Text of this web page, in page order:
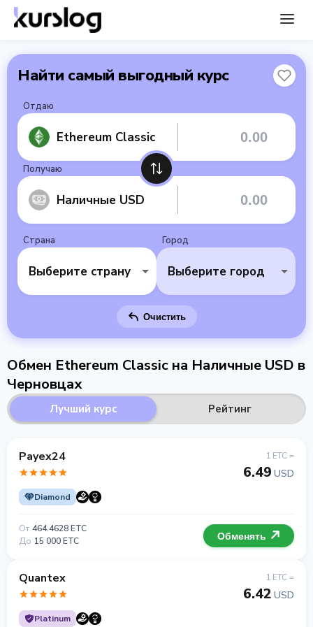
Найти самый выгодный курс
Отдаю
Ethereum Classic
Получаю
Наличные USD
Страна
Выберите страну
Город
Выберите город
Очистить
Обмен Ethereum Classic на Наличные USD в
Черновцах
Лучший курс Рейтинг
Payex24
Diamond
1 ETC =
6.49 USD
От 464.4628 ETC
До 15 000 ETC Обменять
Quantex
Platinum
1 ETC =
6.42 USD